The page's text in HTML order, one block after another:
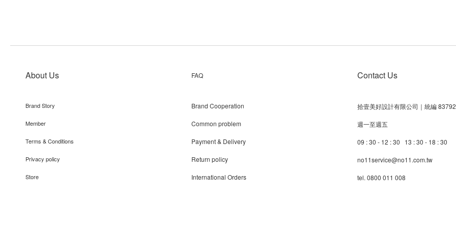
About Us
Brand Story
Member
Terms & Conditions
Privacy policy
Store
FAQ
Brand Cooperation
Common problem
Payment & Delivery
Return policy
International Orders
Contact Us
拾壹美好設計有限公司｜統編
週一至週五
09 : 30 - 12 : 30 13 : 30 - 18 : 30
no11service@no11.com.tw
tel. 0800 011 008